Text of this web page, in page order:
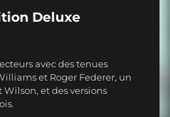
Deluxe
avec des tenues
et Roger Federer, un
et des versions